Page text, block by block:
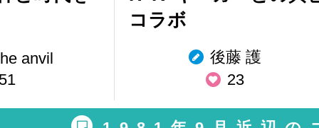
anvil
コラボ
後藤 護
23